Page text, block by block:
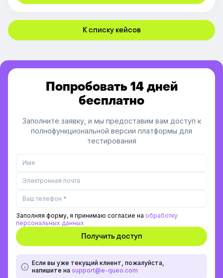
К списку кейсов
Попробовать 14 дней
бесплатно
Заполните заявку, и мы предоставим вам доступ к
полнофункциональной версии платформы для
тестирования
Заполняя форму, я принимаю согласие на обработку
персональных данных
Если вы уже текущий клиент, пожалуйста,
напишите на support@e-queo.com